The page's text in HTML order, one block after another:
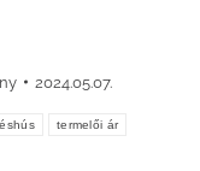
2024.05.07.
termelői ár